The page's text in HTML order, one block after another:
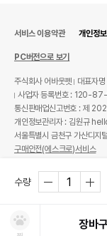
수량
장바
서비스 이용약관 개인정
PC버전으로 보기
주식회사 어바웃펫
대표자
사업자 등록번호 : 120-
통신판매업신고번호 : 제
개인정보관리자 : 김원규
서울특별시 금천구 가산디
구매안전(에스크로)서비스